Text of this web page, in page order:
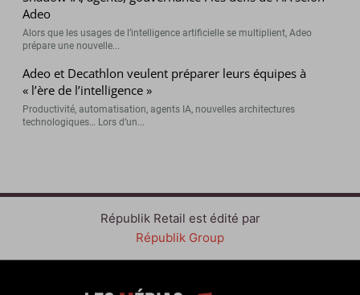
Adeo
Alors que les usages de l’intelligence artificielle se multiplient, Adeo
prépare une nouvelle...
Adeo et Decathlon veulent préparer leurs équipes à
« l’ère de l’intelligence »
Productivité, automatisation, agents IA, nouvelles architectures
technologiques… Lors d’un...
Républik Retail est édité par
Républik Group